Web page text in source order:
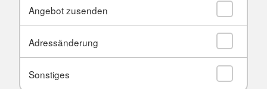
Angebot zusenden
Adressänderung
Sonstiges